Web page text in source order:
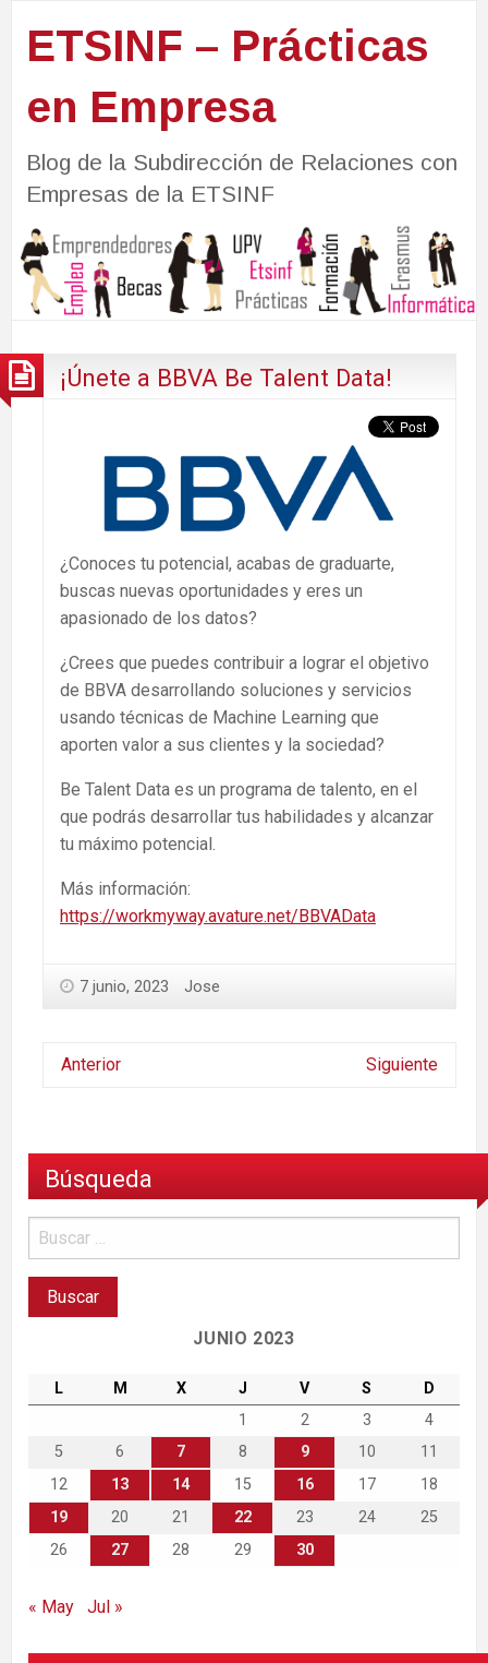
ETSINF – Prácticas
en Empresa
Blog de la Subdirección de Relaciones con
Empresas de la ETSINF
¡Únete a BBVA Be Talent Data!
¿Conoces tu potencial, acabas de graduarte,
buscas nuevas oportunidades y eres un
apasionado de los datos?
¿Crees que puedes contribuir a lograr el objetivo
de BBVA desarrollando soluciones y servicios
usando técnicas de Machine Learning que
aporten valor a sus clientes y la sociedad?
Be Talent Data es un programa de talento, en el
que podrás desarrollar tus habilidades y alcanzar
tu máximo potencial.
Más información:
https://workmyway.avature.net/BBVAData
7 junio, 2023 Jose
Anterior Siguiente
Búsqueda
JUNIO 2023
L M X J V S
D
1
2 3
4
5
6 7 8 9 10
11
12
13 14 15 16 17
18
19
20 21 22 23 24
25
26
27 28 29 30
« May Jul »